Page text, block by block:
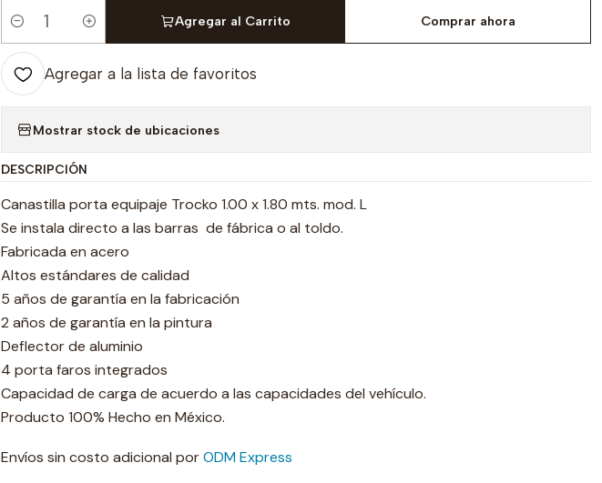
Cantidad
Agregar al Carrito Comprar ahora
Agregar a la lista de favoritos
Mostrar stock de ubicaciones
DESCRIPCIÓN
Canastilla porta equipaje Trocko 1.00 x 1.80 mts. mod. L
Se instala directo a las barras de fábrica o al toldo.
Fabricada en acero
Altos estándares de calidad
5 años de garantía en la fabricación
2 años de garantía en la pintura
Deflector de aluminio
4 porta faros integrados
Capacidad de carga de acuerdo a las capacidades del vehículo.
Producto 100% Hecho en México.
Envíos sin costo adicional porODM Express